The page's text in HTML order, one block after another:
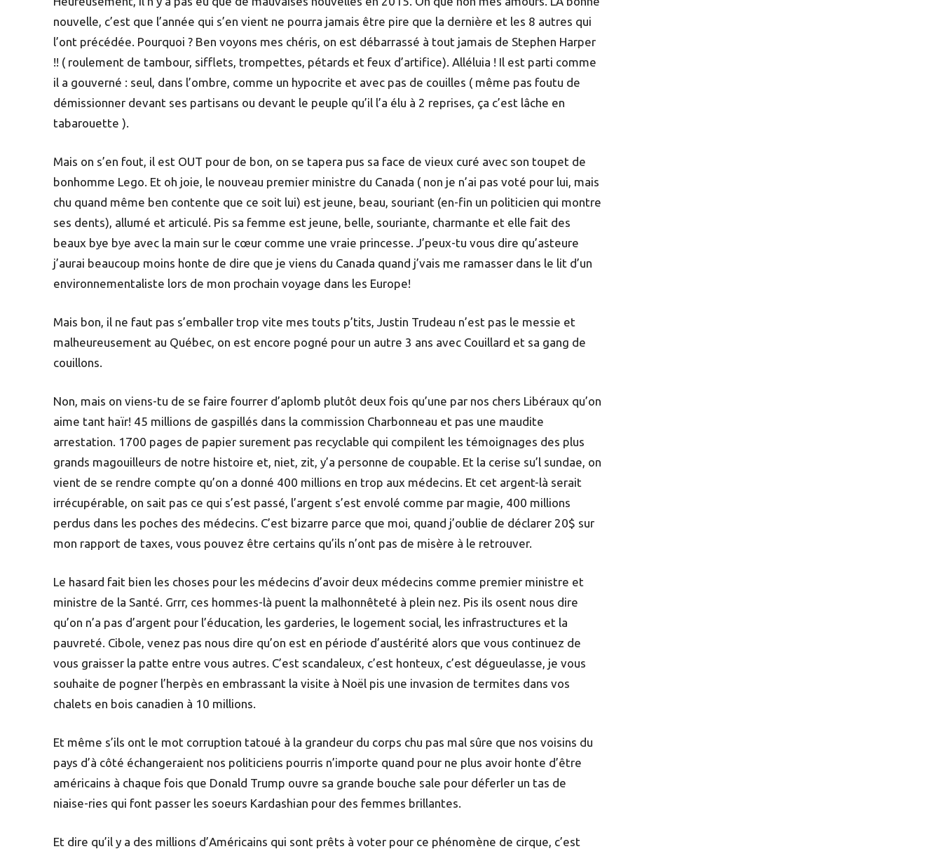
nouvelle, c’est que l’année qui s’en vient ne pourra jamais être pire que la dernière et les 8 autres qui
l’ont précédée. Pourquoi ? Ben voyons mes chéris, on est débarrassé à tout jamais de Stephen Harper
!! ( roulement de tambour, sifflets, trompettes, pétards et feux d’artifice). Alléluia ! Il est parti comme
il a gouverné : seul, dans l’ombre, comme un hypocrite et avec pas de couilles ( même pas foutu de
démissionner devant ses partisans ou devant le peuple qu’il l’a élu à 2 reprises, ça c’est lâche en
tabarouette ).
Mais on s’en fout, il est OUT pour de bon, on se tapera pus sa face de vieux curé avec son toupet de
bonhomme Lego. Et oh joie, le nouveau premier ministre du Canada ( non je n’ai pas voté pour lui, mais
chu quand même ben contente que ce soit lui) est jeune, beau, souriant (en-fin un politicien qui montre
ses dents), allumé et articulé. Pis sa femme est jeune, belle, souriante, charmante et elle fait des
beaux bye bye avec la main sur le cœur comme une vraie princesse. J’peux-tu vous dire qu’asteure
j’aurai beaucoup moins honte de dire que je viens du Canada quand j’vais me ramasser dans le lit d’un
environnementaliste lors de mon prochain voyage dans les Europe!
Mais bon, il ne faut pas s’emballer trop vite mes touts p’tits, Justin Trudeau n’est pas le messie et
malheureusement au Québec, on est encore pogné pour un autre 3 ans avec Couillard et sa gang de
couillons.
Non, mais on viens-tu de se faire fourrer d’aplomb plutôt deux fois qu’une par nos chers Libéraux qu’on
aime tant haïr! 45 millions de gaspillés dans la commission Charbonneau et pas une maudite
arrestation. 1700 pages de papier surement pas recyclable qui compilent les témoignages des plus
grands magouilleurs de notre histoire et, niet, zit, y’a personne de coupable. Et la cerise su’l sundae, on
vient de se rendre compte qu’on a donné 400 millions en trop aux médecins. Et cet argent-là serait
irrécupérable, on sait pas ce qui s’est passé, l’argent s’est envolé comme par magie, 400 millions
perdus dans les poches des médecins. C’est bizarre parce que moi, quand j’oublie de déclarer 20$ sur
mon rapport de taxes, vous pouvez être certains qu’ils n’ont pas de misère à le retrouver.
Le hasard fait bien les choses pour les médecins d’avoir deux médecins comme premier ministre et
ministre de la Santé. Grrr, ces hommes-là puent la malhonnêteté à plein nez. Pis ils osent nous dire
qu’on n’a pas d’argent pour l’éducation, les garderies, le logement social, les infrastructures et la
pauvreté. Cibole, venez pas nous dire qu’on est en période d’austérité alors que vous continuez de
vous graisser la patte entre vous autres. C’est scandaleux, c’est honteux, c’est dégueulasse, je vous
souhaite de pogner l’herpès en embrassant la visite à Noël pis une invasion de termites dans vos
chalets en bois canadien à 10 millions.
Et même s’ils ont le mot corruption tatoué à la grandeur du corps chu pas mal sûre que nos voisins du
pays d’à côté échangeraient nos politiciens pourris n’importe quand pour ne plus avoir honte d’être
américains à chaque fois que Donald Trump ouvre sa grande bouche sale pour déferler un tas de
niaise-ries qui font passer les soeurs Kardashian pour des femmes brillantes.
Et dire qu’il y a des millions d’Américains qui sont prêts à voter pour ce phénomène de cirque, c’est